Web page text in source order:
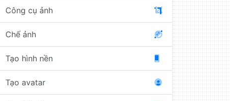
Công cụ ảnh
Chế ảnh
Tạo hình nền
Tạo avatar